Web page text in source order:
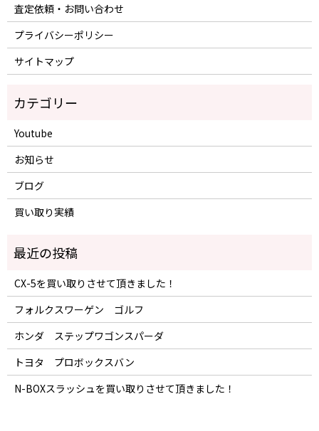
査定依頼・お問い合わせ
プライバシーポリシー
サイトマップ
Youtube
お知らせ
ブログ
買い取り実績
CX-5を買い取りさせて頂きました！
フォルクスワーゲン ゴルフ
ホンダ ステップワゴンスパーダ
トヨタ プロボックスバン
N-BOXスラッシュを買い取りさせて頂きました！